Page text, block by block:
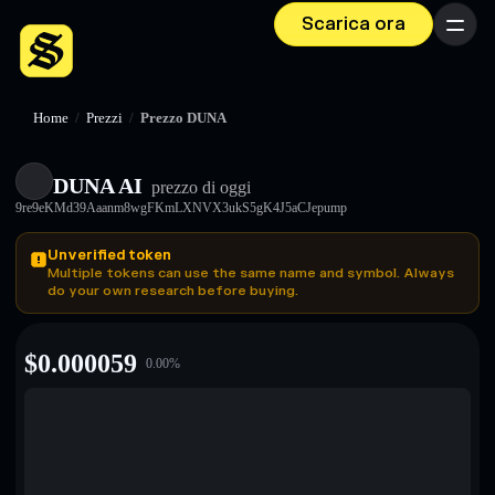
Scarica ora Menu
Home / Prezzi / Prezzo DUNA
DUNA AI prezzo di oggi
9re9eKMd39Aaanm8wgFKmLXNVX3ukS5gK4J5aCJepump
Unverified token
Multiple tokens can use the same name and symbol. Always
do your own research before buying.
$0.000059 0.00%